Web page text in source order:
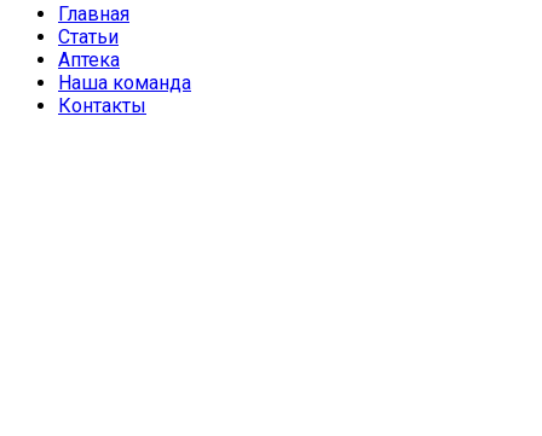
Главная
Статьи
Аптека
Наша команда
Контакты